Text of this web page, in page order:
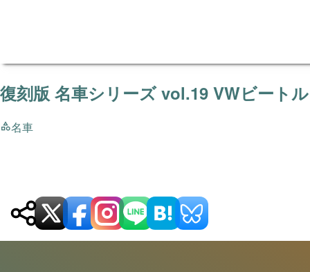
復刻版 名車シリーズ vol.19 VWビートル
名車